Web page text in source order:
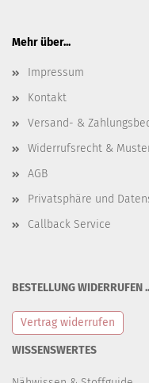
Mehr über...
Impressum
Kontakt
Versand- &
Widerrufsrecht &
AGB
Privatsphäre und
Callback Service
BESTELLUNG WIDERRUFEN
Vertrag widerrufen
WISSENSWERTES